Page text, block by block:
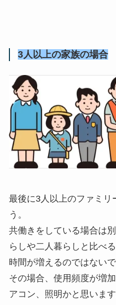
3人以上の家族の場合
最後に3人以上のファミリ
う。
共働きをしている場合は
らしや二人暮らしと比べ
時間が増えるのではないで
その場合、使用頻度が増
アコン、照明かと思います